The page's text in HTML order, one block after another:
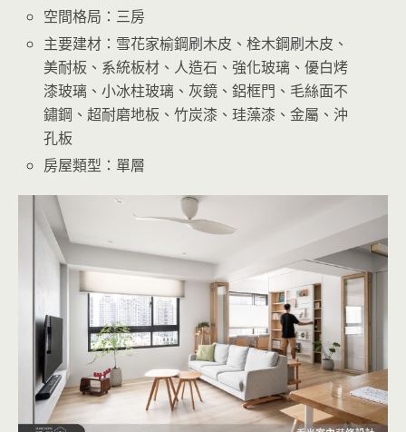
空間格局：三房
主要建材：雪花家榆鋼刷木皮、栓木鋼刷木皮、
美耐板、系統板材、人造石、強化玻璃、優白烤
漆玻璃、小冰柱玻璃、灰鏡、鋁框門、毛絲面不
鏽鋼、超耐磨地板、竹炭漆、珪藻漆、金屬、沖
孔板
房屋類型：單層